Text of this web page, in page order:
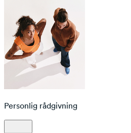
Personlig rådgivning